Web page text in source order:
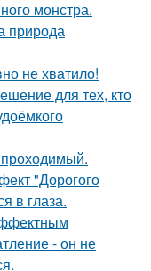
монстра.
природа
не хватило!
для тех, кто
проходимый.
"Дорогого
в глаза.
- он не